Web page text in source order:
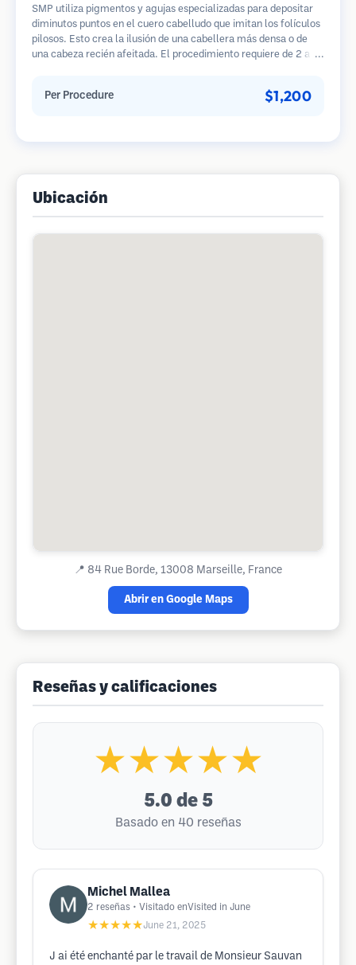
SMP utiliza pigmentos y agujas especializadas para depositar
diminutos puntos en el cuero cabelludo que imitan los folículos
pilosos. Esto crea la ilusión de una cabellera más densa o de
una cabeza recién afeitada. El procedimiento requiere de 2 a 4
Per Procedure $1,200
Ubicación
📍 84 Rue Borde, 13008 Marseille, France
Abrir en Google Maps
Reseñas y calificaciones
★★★★★
5.0 de 5
Basado en 40 reseñas
Michel Mallea
2 reseñas • Visitado enVisited in June
★★★★★June 21, 2025
J ai été enchanté par le travail de Monsieur Sauvan